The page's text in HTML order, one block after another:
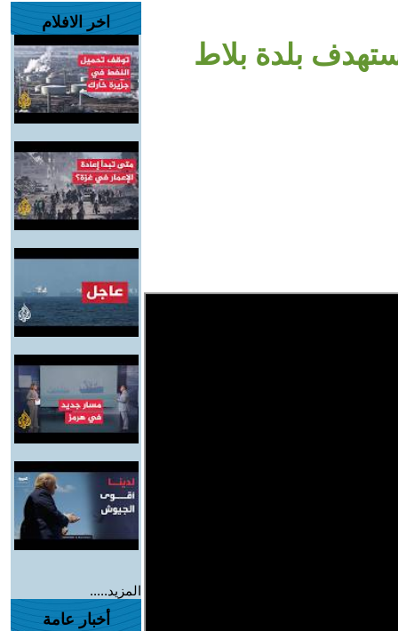
بلدة بلاط
اخر الافلام
المزيد.....
أخبار عامة